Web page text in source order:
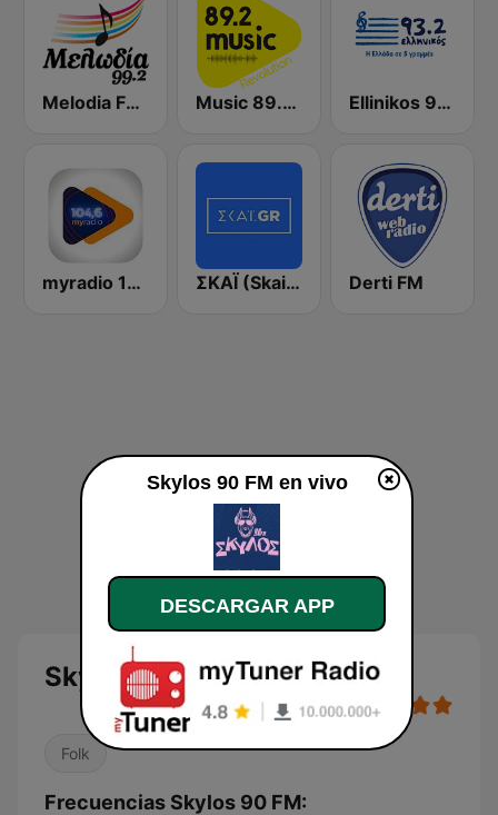
Melodia FM (Μελωδία 99.2) Music 89.2 FM Ellinikos 93.2 FM
myradio 104.6 FM ΣΚΑΪ (Skai Radio 100.3) Derti FM
Skylos 90 FM
Folk
Frecuencias Skylos 90 FM:
Skylos 90 FM en vivo
DESCARGAR APP